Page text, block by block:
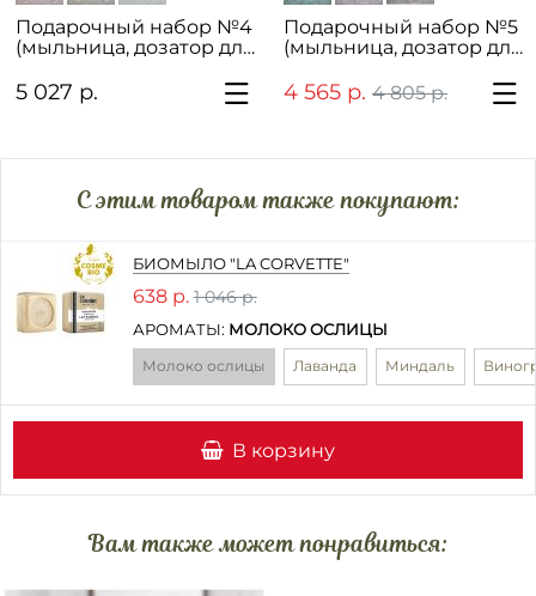
Подарочный набор №4
(мыльница, дозатор для
для зубных щеток)
5 027 р.
Подарочный набор №5
(мыльница, дозатор для
для зубных щеток)
4 565 р. 4 805 р.
C этим товаром также покупают:
БИОМЫЛО "LA CORVETTE"
638 р. 1 046 р.
АРОМАТЫ: МОЛОКО ОСЛИЦЫ
Молоко ослицы Лаванда Миндаль
В корзину
Вам также может понравиться: